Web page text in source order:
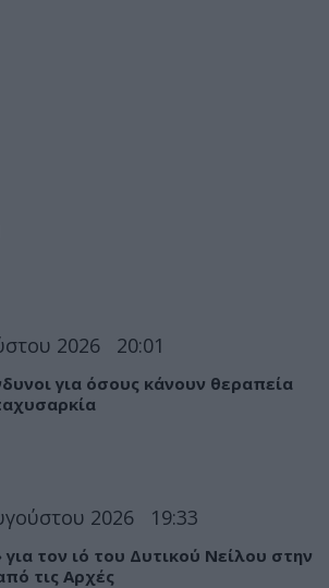
2026 20:01
για όσους κάνουν θεραπεία
2026 19:33
για τον ιό του Δυτικού Νείλου στην
τις Αρχές